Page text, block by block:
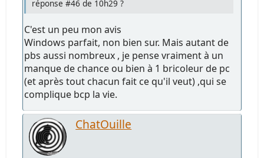
réponse #46 de 10h29 ?
C'est un peu mon avis
Windows parfait, non bien sur. Mais autant de
pbs aussi nombreux , je pense vraiment à un
manque de chance ou bien à 1 bricoleur de pc
(et après tout chacun fait ce qu'il veut) ,qui se
complique bcp la vie.
ChatOuille